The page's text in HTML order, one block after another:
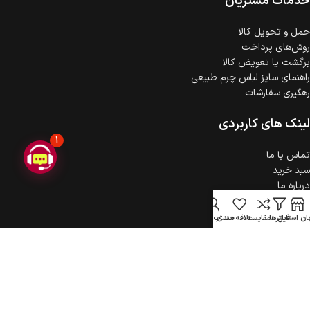
حمل‌ و تحویل کالا
روش‌های پرداخت
برگشت یا تعویض کالا
راهنمای سایز لباس چرم طبیعی
رهگیری سفارشات
لینک های کاربردی
تماس با ما
سبد خرید
درباره ما
حریم خصوصی
ثبت شکایت
استایل
فیلترهامقایسهعلاقه مندیحساب کاربری
1